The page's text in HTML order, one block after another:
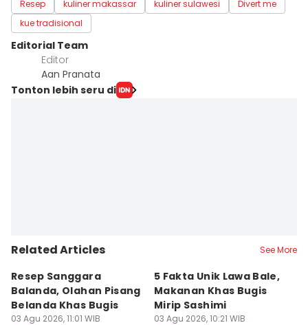
Resep kuliner makassar kuliner sulawesi
Divert me
kue tradisional
Editorial Team
Editor
Aan Pranata
Tonton lebih seru di
Related Articles See More
Resep Sanggara
Balanda, Olahan Pisang
Belanda Khas Bugis
03 Agu 2026, 11:01 WIB
5 Fakta Unik Lawa Bale,
Makanan Khas Bugis
Mirip Sashimi
03 Agu 2026, 10:21 WIB